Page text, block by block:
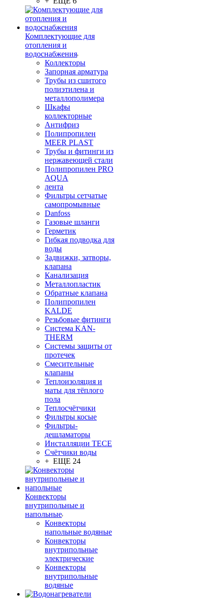
Комплектующие для
отопления и
водоснабжения
Коллекторы
Запорная арматура
Трубы из сшитого
полиэтилена и
металлополимера
Шкафы
коллекторные
Антифриз
Полипропилен
MEER PLAST
Трубы и фитинги из
нержавеющей стали
Полипропилен PRO
AQUA
лента
Фильтры сетчатые
самопромывные
Danfoss
Газовые шланги
Герметик
Гибкая подводка для
воды
Задвижки, затворы,
клапана
Канализация
Металлопластик
Обратные клапана
Полипропилен
KALDE
Резьбовые фитинги
Система KAN-
THERM
Системы защиты от
протечек
Смесительные
клапаны
Теплоизоляция и
маты для тёплого
пола
Теплосчётчики
Фильтры косые
Фильтры-
дешламаторы
Инсталляции TECE
Счётчики воды
+ ЕЩЕ 24
Конвекторы
внутрипольные и
напольные
Конвекторы
напольные водяные
Конвекторы
внутрипольные
электрические
Конвекторы
внутрипольные
водяные